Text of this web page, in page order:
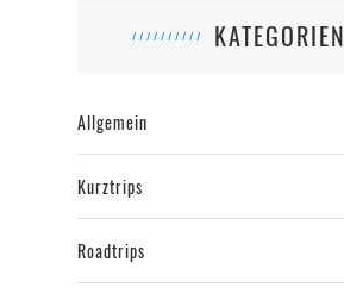
KATEGORIEN
Allgemein
Kurztrips
Roadtrips